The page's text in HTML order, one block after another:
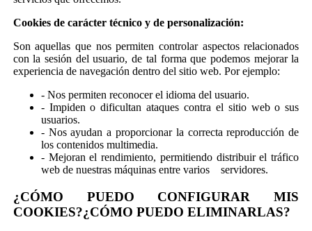
Cookies de carácter técnico y de personalización:
Son aquellas que nos permiten controlar aspectos relacionados
con la sesión del usuario, de tal forma que podemos mejorar la
experiencia de navegación dentro del sitio web. Por ejemplo:
- Nos permiten reconocer el idioma del usuario.
- Impiden o dificultan ataques contra el sitio web o sus
usuarios.
- Nos ayudan a proporcionar la correcta reproducción de
los contenidos multimedia.
- Mejoran el rendimiento, permitiendo distribuir el tráfico
web de nuestras máquinas entre varios servidores.
¿CÓMO PUEDO CONFIGURAR MIS
COOKIES?¿CÓMO PUEDO ELIMINARLAS?